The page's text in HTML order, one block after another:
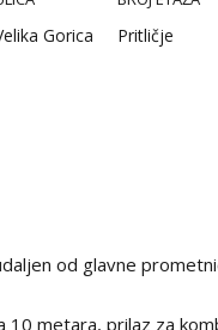
Gorica Pritličje
od glavne
10 metara, prilaz za